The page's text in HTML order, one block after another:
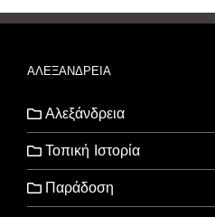
ΑΛΕΞΑΝΔΡΕΙΑ
Αλεξάνδρεια
Τοπική Ιστορία
Παράδοση